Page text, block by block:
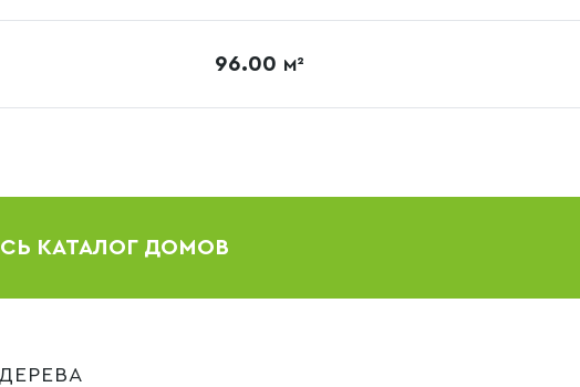
96.00 М²
КАТАЛОГ ДОМОВ